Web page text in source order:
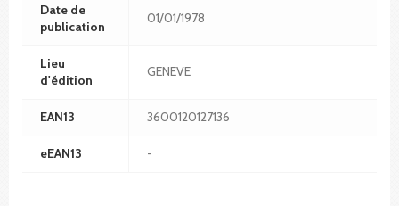
Date de
publication
01/01/1978
Lieu
d'édition
GENEVE
EAN13 3600120127136
eEAN13 -